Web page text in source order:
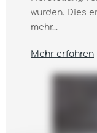
wurden. Dies
mehr...
Mehr erfahren